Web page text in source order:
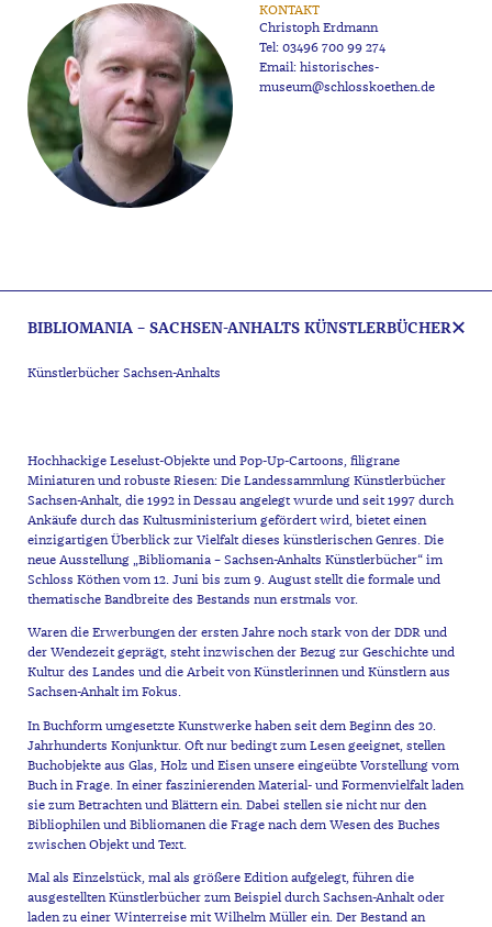
KONTAKT
Christoph Erdmann
Tel:03496 700 99 274
Email:historisches-
museum@schlosskoethen.de
BIBLIOMANIA – SACHSEN-ANHALTS KÜNSTLERBÜCHER
Künstlerbücher Sachsen-Anhalts
Hochhackige Leselust-Objekte und Pop-Up-Cartoons, filigrane
Miniaturen und robuste Riesen: Die Landessammlung Künstlerbücher
Sachsen-Anhalt, die 1992 in Dessau angelegt wurde und seit 1997 durch
Ankäufe durch das Kultusministerium gefördert wird, bietet einen
einzigartigen Überblick zur Vielfalt dieses künstlerischen Genres. Die
neue Ausstellung „Bibliomania – Sachsen-Anhalts Künstlerbücher“ im
Schloss Köthen vom 12. Juni bis zum 9. August stellt die formale und
thematische Bandbreite des Bestands nun erstmals vor.
Waren die Erwerbungen der ersten Jahre noch stark von der DDR und
der Wendezeit geprägt, steht inzwischen der Bezug zur Geschichte und
Kultur des Landes und die Arbeit von Künstlerinnen und Künstlern aus
Sachsen-Anhalt im Fokus.
In Buchform umgesetzte Kunstwerke haben seit dem Beginn des 20.
Jahrhunderts Konjunktur. Oft nur bedingt zum Lesen geeignet, stellen
Buchobjekte aus Glas, Holz und Eisen unsere eingeübte Vorstellung vom
Buch in Frage. In einer faszinierenden Material- und Formenvielfalt laden
sie zum Betrachten und Blättern ein. Dabei stellen sie nicht nur den
Bibliophilen und Bibliomanen die Frage nach dem Wesen des Buches
zwischen Objekt und Text.
Mal als Einzelstück, mal als größere Edition aufgelegt, führen die
ausgestellten Künstlerbücher zum Beispiel durch Sachsen-Anhalt oder
laden zu einer Winterreise mit Wilhelm Müller ein. Der Bestand an